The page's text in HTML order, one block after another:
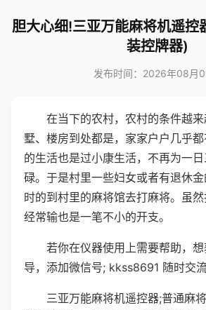
胆大心细!三亚万能麻将机遥控
装控牌器)
发布时间：2026年08月
在当下的农村，农村的条件越来
墅、楼房到处都是，家家户户几乎
的生活也是过小康生活，不再为一
碌。于是村里一些妇女或者有退休
时的到村里的麻将馆去打麻将。虽
经常输也是一笔不小的开支。
若你在仪器使用上需要帮助，
导，添加微信号; kkss8691 随时交流
三亚万能麻将机遥控器;普通麻